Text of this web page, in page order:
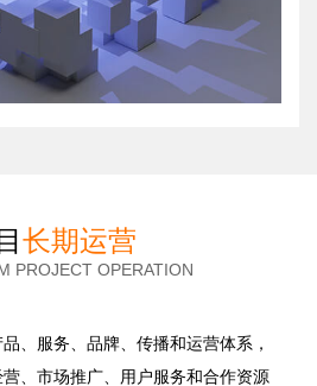
长期运营
PROJECT OPERATION
、服务、品牌、传播和运营体系，
、市场推广、用户服务和合作资源